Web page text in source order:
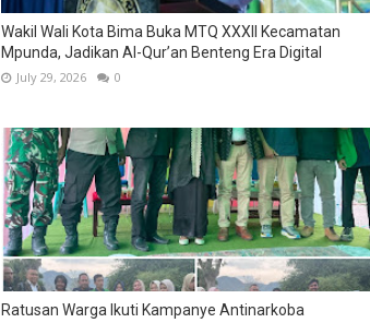
Wakil Wali Kota Bima Buka MTQ XXXII Kecamatan
Mpunda, Jadikan Al-Qur’an Benteng Era Digital
July 29, 2026 0
Ratusan Warga Ikuti Kampanye Antinarkoba